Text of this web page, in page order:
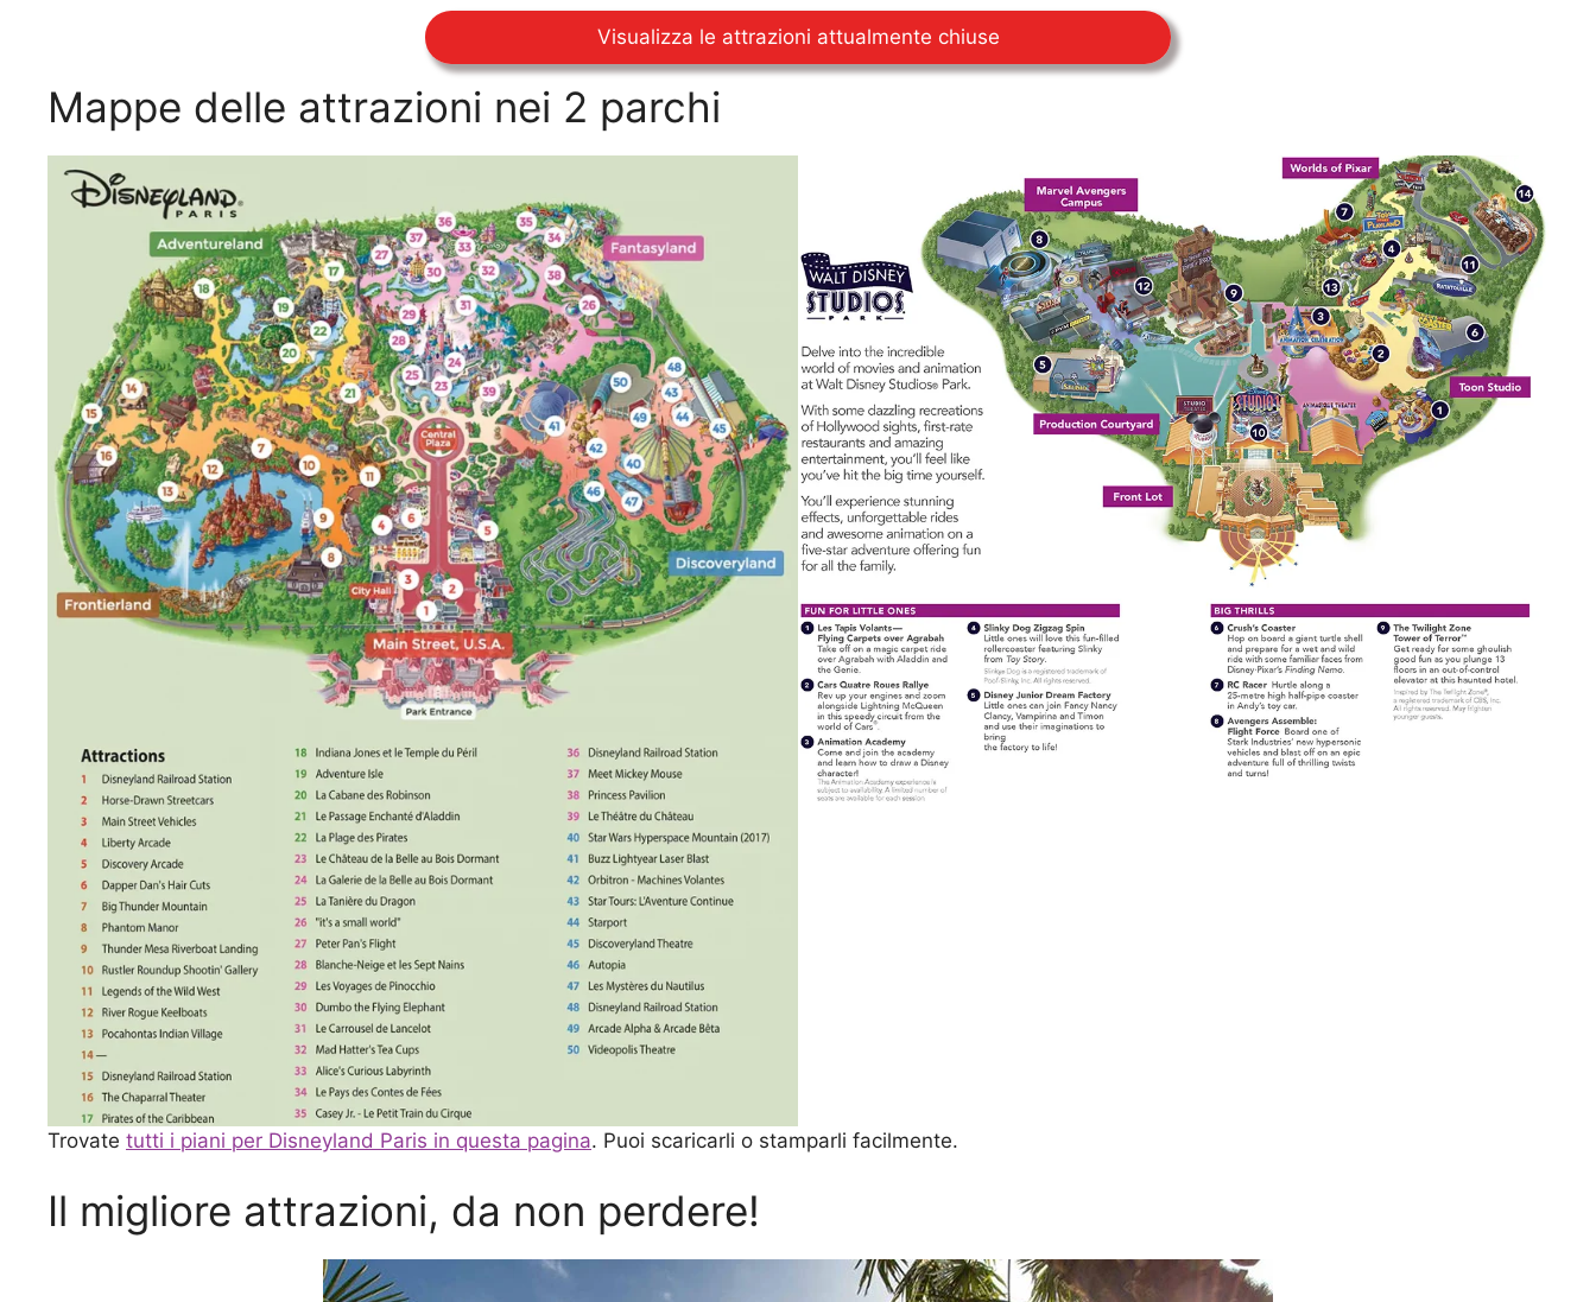
Visualizza le attrazioni attualmente chiuse
Mappe delle attrazioni nei 2 parchi
Trovate tutti i piani per Disneyland Paris in questa pagina. Puoi scaricarli o stamparli facilmente.
Il migliore attrazioni, da non perdere!